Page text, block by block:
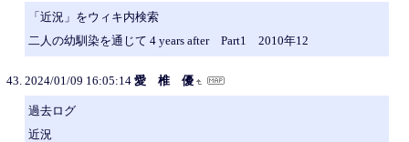
「近況」をウィキ内検索
二人の幼馴染を通じて 4 years after Part1 2010年12
2024/01/09 16:05:14 愛 椎 優
過去ログ
近況